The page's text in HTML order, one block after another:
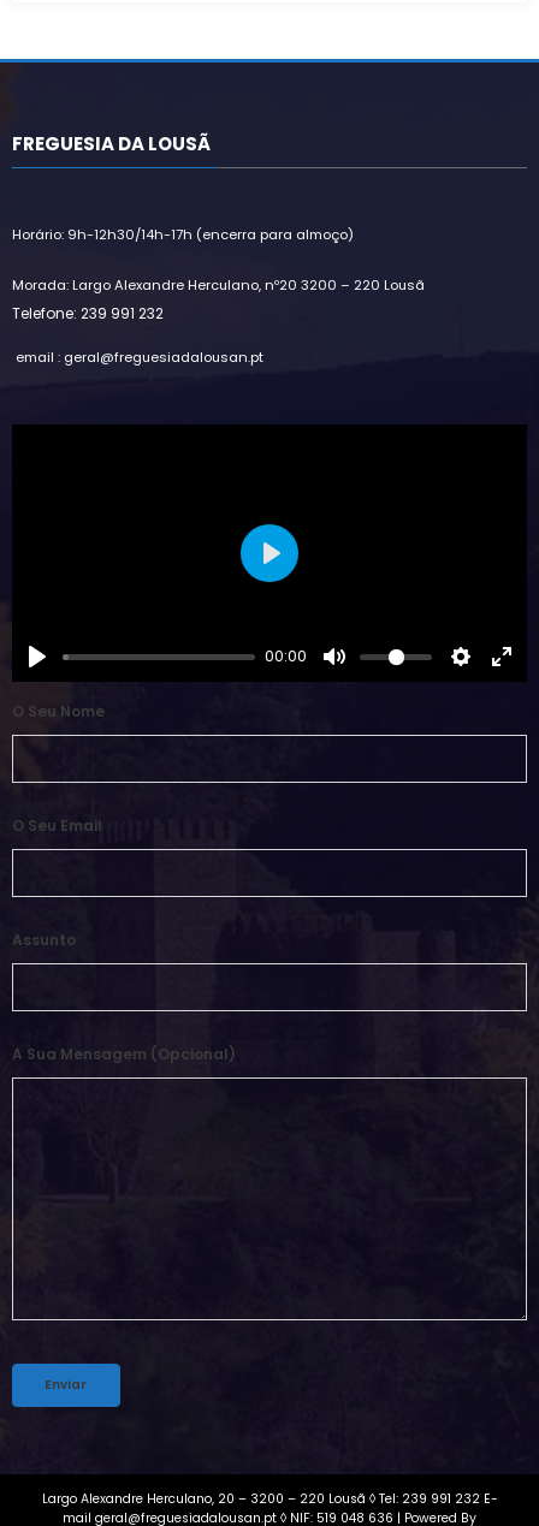
FREGUESIA DA LOUSÃ
Horário: 9h-12h30/14h-17h (encerra para almoço)
Morada: Largo Alexandre Herculano, nº20 3200 – 220 Lousã
Telefone: 239 991 232
email : geral@freguesiadalousan.pt
00:00
Play
O Seu Nome
O Seu Email
Assunto
A Sua Mensagem (opcional)
Largo Alexandre Herculano, 20 – 3200 – 220 Lousã ◊ Tel: 239 991 232 E-
mail geral@freguesiadalousan.pt ◊ NIF: 519 048 636 | Powered By